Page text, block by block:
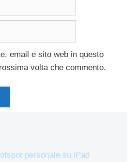
email e sito web in questo
volta che commento.
personale su iPad